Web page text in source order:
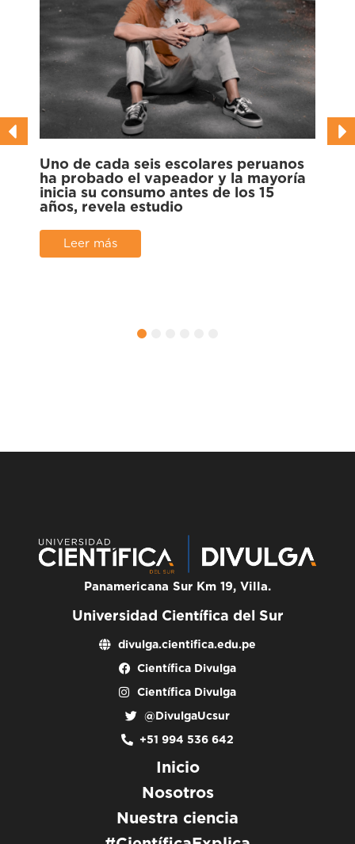
Uno de cada seis escolares peruanos
ha probado el vapeador y la mayoría
inicia su consumo antes de los 15
años, revela estudio
Leer más
4
Panamericana Sur Km 19, Villa.
Universidad Científica del Sur
divulga.cientifica.edu.pe
Científica Divulga
Científica Divulga
@DivulgaUcsur
+51 994 536 642
Inicio
Nosotros
Nuestra ciencia